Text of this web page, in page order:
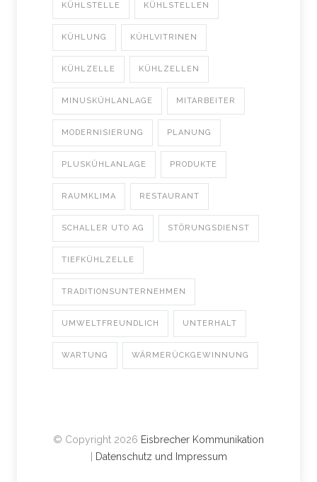
KÜHLSTELLE KÜHLSTELLEN
KÜHLUNG KÜHLVITRINEN
KÜHLZELLE KÜHLZELLEN
MINUSKÜHLANLAGE MITARBEITER
MODERNISIERUNG PLANUNG
PLUSKÜHLANLAGE PRODUKTE
RAUMKLIMA RESTAURANT
SCHALLER UTO AG STÖRUNGSDIENST
TIEFKÜHLZELLE
TRADITIONSUNTERNEHMEN
UMWELTFREUNDLICH UNTERHALT
WARTUNG WÄRMERÜCKGEWINNUNG
© Copyright 2026 Eisbrecher Kommunikation
Datenschutz und Impressum